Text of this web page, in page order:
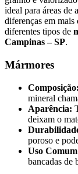
ideal para áreas de
diferenças em mais
diferentes tipos de
Campinas – SP.
Mármores
Composição:
mineral
Aparência:
deixam o
poroso e
Uso
bancadas de